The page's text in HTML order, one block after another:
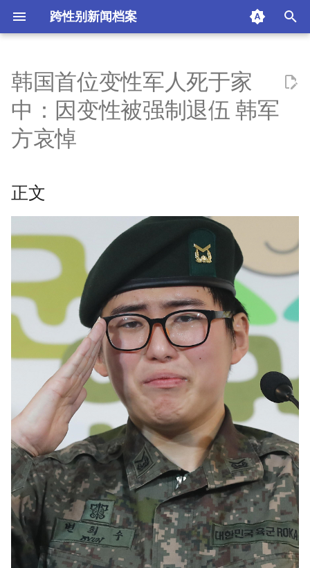
跨性别新闻档案
i
z
n
g
r
c
正文
热门评论点击查看更多
附加信息 [Processed Page
Metadata]
韩国首位变性军人死于家
中：因变性被强制退伍 韩军
方哀悼
正文